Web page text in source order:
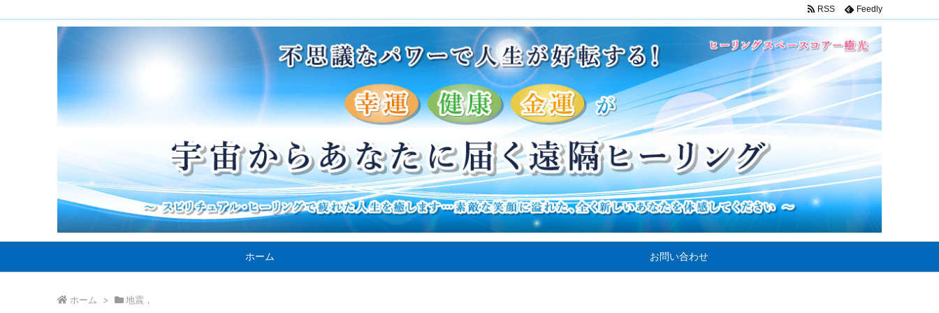
ホーム お問い合わせ
RSS Feedly
ホーム > 地震，